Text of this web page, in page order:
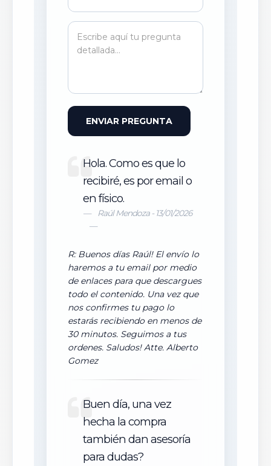
ENVIAR PREGUNTA
Hola. Como es que lo
recibiré, es por email o
en físico.
Raúl Mendoza - 13/01/2026
R: Buenos días Raúl! El envío lo
haremos a tu email por medio
de enlaces para que descargues
todo el contenido. Una vez que
nos confirmes tu pago lo
estarás recibiendo en menos de
30 minutos. Seguimos a tus
ordenes. Saludos! Atte. Alberto
Gomez
Buen día, una vez
hecha la compra
también dan asesoría
para dudas?